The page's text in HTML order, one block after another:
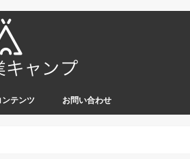
テンツ お問い合わせ